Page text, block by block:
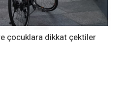
çocuklara dikkat çektiler